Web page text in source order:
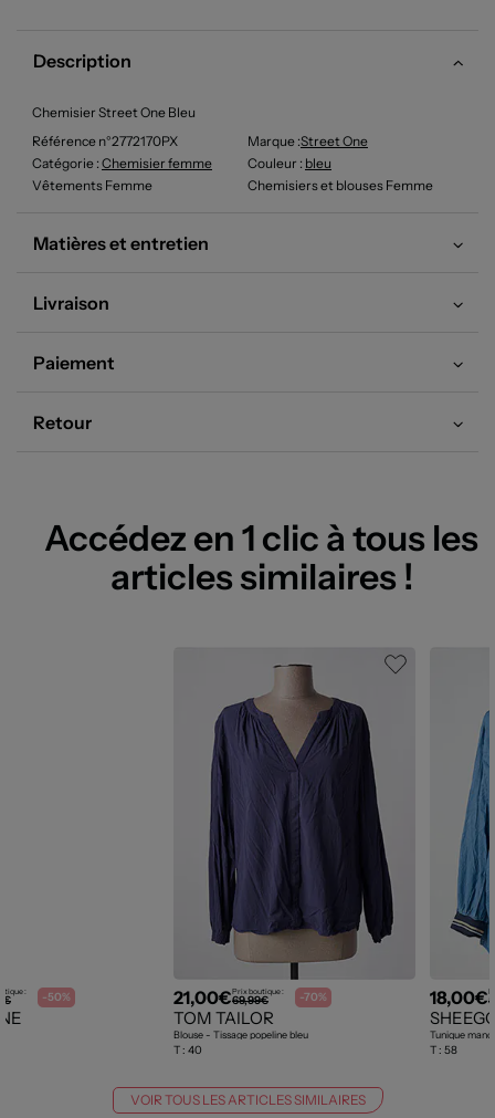
Description
Chemisier Street One Bleu
Référence n°2772170PX
Marque :Street One
Catégorie : Chemisier femme Couleur : bleu
Vêtements Femme
Chemisiers et blouses Femme
Matières et entretien
Livraison
Paiement
Retour
Accédez en 1 clic à tous les
articles similaires !
: -50% 21,00€Prix boutique :
69,99€ -70%
TOM TAILOR
Blouse - Tissage popeline bleu
T : 40
18,00€
T : 58
VOIR TOUS LES ARTICLES SIMILAIRES